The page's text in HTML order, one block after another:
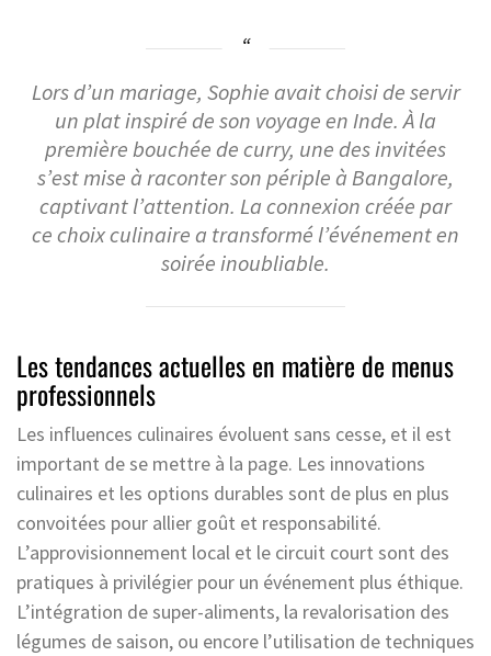
Lors d’un mariage, Sophie avait choisi de servir
un plat inspiré de son voyage en Inde. À la
première bouchée de curry, une des invitées
s’est mise à raconter son périple à Bangalore,
captivant l’attention. La connexion créée par
ce choix culinaire a transformé l’événement en
soirée inoubliable.
Les tendances actuelles en matière de menus
professionnels
Les influences culinaires évoluent sans cesse, et il est
important de se mettre à la page. Les innovations
culinaires et les options durables sont de plus en plus
convoitées pour allier goût et responsabilité.
L’approvisionnement local et le circuit court sont des
pratiques à privilégier pour un événement plus éthique.
L’intégration de super-aliments, la revalorisation des
légumes de saison, ou encore l’utilisation de techniques